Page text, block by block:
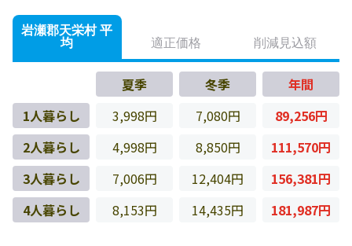
岩瀬郡天栄村 平
均
適正価格 削減見込額
夏季 冬季
年間
1人暮らし
3,998円 7,080円
89,256円
2人暮らし
4,998円 8,850円
111,570円
3人暮らし
7,006円 12,404円
156,381円
4人暮らし
8,153円 14,435円 181,987円